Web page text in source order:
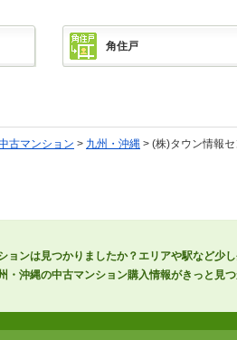
角住戸
古マンション > 九州・沖縄 > (株)タウン情報
ョンは見つかりましたか？エリアや駅など少
・沖縄の中古マンション購入情報がきっと見